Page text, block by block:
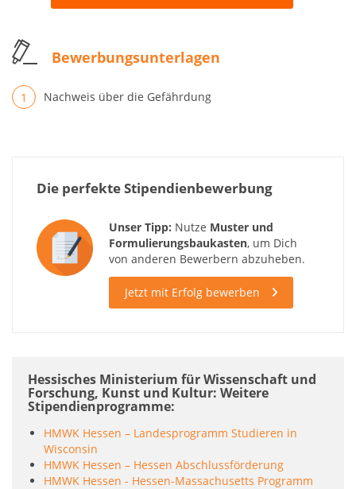
Bewerbungsunterlagen
Nachweis über die Gefährdung
Die perfekte Stipendienbewerbung
Unser Tipp: Nutze Muster und
Formulierungsbaukasten, um Dich
von anderen Bewerbern abzuheben.
Jetzt mit Erfolg bewerben
Hessisches Ministerium für Wissenschaft und
Forschung, Kunst und Kultur: Weitere
Stipendienprogramme
HMWK Hessen – Landesprogramm Studieren in
Wisconsin
HMWK Hessen – Hessen Abschlussförderung
HMWK Hessen - Hessen-Massachusetts Programm